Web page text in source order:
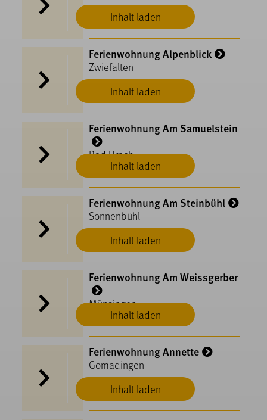
Inhalt laden
Inhalt laden
Ferienwohnung Alpenblick
Zwiefalten
Inhalt laden
Ferienwohnung Am Samuelstein
Bad Urach
Inhalt laden
Ferienwohnung Am Steinbühl
Sonnenbühl
Inhalt laden
Ferienwohnung Am Weissgerber
Münsingen
Inhalt laden
Ferienwohnung Annette
Gomadingen